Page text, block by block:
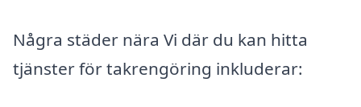
Några städer nära Vi där du kan hitta
tjänster för takrengöring inkluderar: